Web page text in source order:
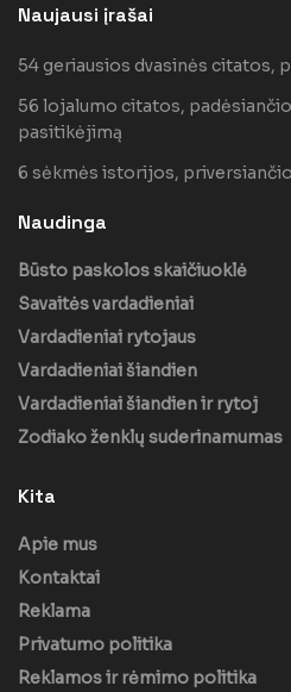
Naujausi įrašai
54 geriausios dvasinės citatos,
56 lojalumo citatos,
pasitikėjimą
6 sėkmės istorijos,
Naudinga
Būsto paskolos skaičiuoklė
Savaitės vardadieniai
Vardadieniai rytojaus
Vardadieniai šiandien
Vardadieniai šiandien ir rytoj
Zodiako ženklų suderinamumas
Kita
Apie mus
Kontaktai
Reklama
Privatumo politika
Reklamos ir rėmimo politika